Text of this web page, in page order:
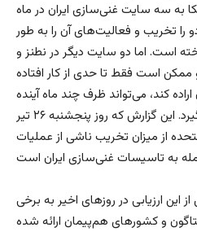
به سه سایت غنی‌سازی ایران در ماه
تخریب و فعالیت‌های آن را به طور
است. اما دو سایت دیگر در نطنز و
است فقط تا حدی از کار افتاده
کند، می‌تواند ظرف چند ماه آینده
غنی‌سازی را در آنجا از سر بگیرد. این گزارش که روز پنجشنبه ۲۶ تیر
از میزان تخریب ناشی از عملیات
این ارزیابی در روزهای اخیر به برخی
و کشورهای هم‌پیمان ارائه شده